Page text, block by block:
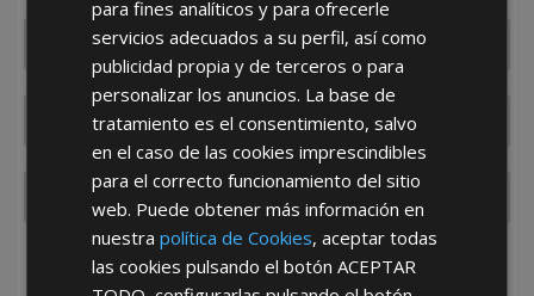
¿De dónde es la empresa?
España
Portugal Otros
para fines analíticos y para ofrecerle
servicios adecuados a su perfil, así como
publicidad propia y de terceros o para
personalizar los anuncios. La base de
tratamiento es el consentimiento, salvo
en el caso de las cookies imprescindibles
para el correcto funcionamiento del sitio
web. Puede obtener más información en
nuestrapolítica de Cookies, aceptar todas
las cookies pulsando el botónACEPTAR